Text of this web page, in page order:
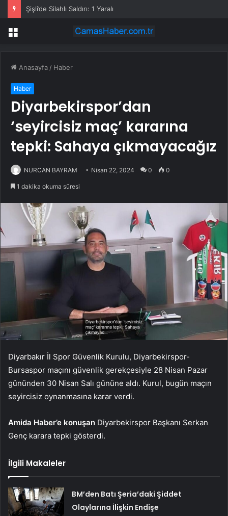
Şişli’de Silahlı Saldırı: 1 Yaralı
Menü
Anasayfa / Haber
Haber
Diyarbekirspor’dan
‘seyircisiz maç’ kararına
tepki: Sahaya çıkmayacağız
NURCAN BAYRAM Nisan 22, 2024 0 0
1 dakika okuma süresi
Diyarbakır İl Spor Güvenlik Kurulu, Diyarbekirspor-
Bursaspor maçını güvenlik gerekçesiyle 28 Nisan Pazar
gününden 30 Nisan Salı gününe aldı. Kurul, bugün maçın
seyircisiz oynanmasına karar verdi.
Amida Haber’e konuşan Diyarbekirspor Başkanı Serkan
Genç karara tepki gösterdi.
İlgili Makaleler
BM’den Batı Şeria’daki Şiddet
Olaylarına İlişkin Endişe